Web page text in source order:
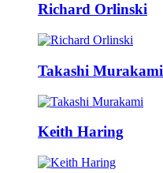
Richard Orlinski
Takashi Murakami
Keith Haring